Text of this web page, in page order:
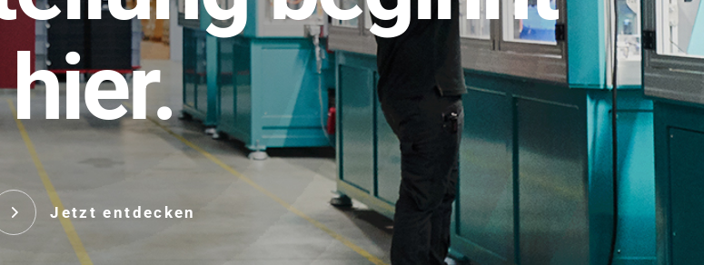
hier.
Jetzt entdecken
Das innovative Stecksystem für industrielle Anwendungen –
robust, IP-geschützt und zukunftsfähig.
Jetzt entdecken